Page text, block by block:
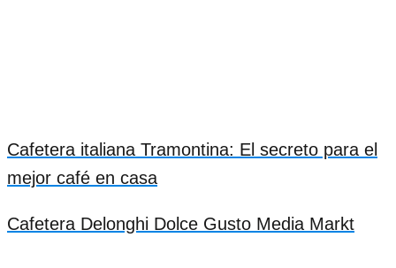
Cafetera italiana Tramontina: El secreto para el
mejor café en casa
Cafetera Delonghi Dolce Gusto Media Markt